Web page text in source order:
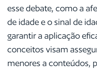
esse debate, como a
de idade e o sinal de
garantir a aplicação
conceitos visam
menores a conteúdos,